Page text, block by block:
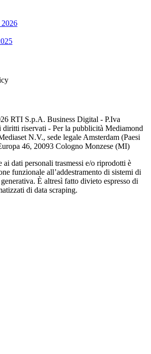
2026
RTI S.p.A. Business Digital - P.Iva
riservati - Per la pubblicità Mediamond
N.V., sede legale Amsterdam (Paesi
46, 20093 Cologno Monzese (MI)
ai dati personali trasmessi e/o riprodotti è
funzionale all’addestramento di sistemi di
È altresì fatto divieto espresso di
di data scraping.